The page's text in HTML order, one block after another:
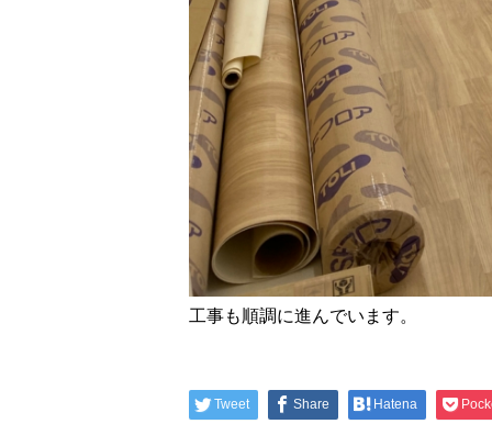
工事も順調に進んでいます。
Tweet Share Hatena